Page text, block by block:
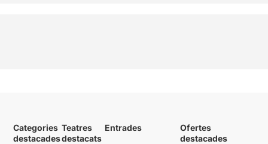
Categories
destacades
Teatres
destacats
Entrades
Ofertes
destacades